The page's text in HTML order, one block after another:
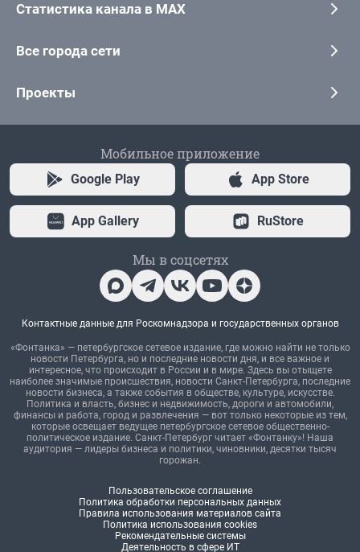
Статистика канала в MAX
Все города сети
Проекты
Мобильное приложение
Google Play App Store
App Gallery RuStore
Мы в соцсетях
Контактные данные для Роскомнадзора и государственных органов
«Фонтанка» — петербургское сетевое издание, где можно найти не только
новости Петербурга, но и последние новости дня, и все важное и
интересное, что происходит в России и в мире. Здесь вы отыщете
наиболее значимые происшествия, новости Санкт-Петербурга, последние
новости бизнеса, а также события в обществе, культуре, искусстве.
Политика и власть, бизнес и недвижимость, дороги и автомобили,
финансы и работа, город и развлечения — вот только некоторые из тем,
которые освещает ведущее петербургское сетевое общественно-
политическое издание. Санкт-Петербург читает «Фонтанку»! Наша
аудитория — лидеры бизнеса и политики, чиновники, десятки тысяч
горожан.
Пользовательское соглашение
Политика обработки персональных данных
Правила использования материалов сайта
Политика использования cookies
Рекомендательные системы
Деятельность в сфере ИТ